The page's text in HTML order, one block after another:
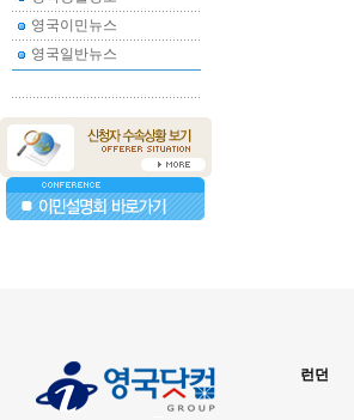
영국이민뉴스
영국일반뉴스
런던